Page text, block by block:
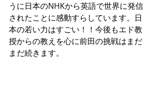
うに日本のNHKから英語で世界に発信
されたことに感動すらしています。日
本の若い力はすごい！！今後もエド教
授からの教えを心に前田の挑戦はまだ
まだ続きます。